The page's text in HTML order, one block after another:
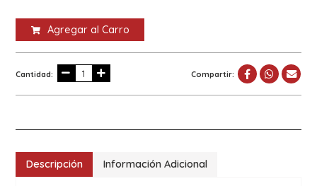
Agregar al Carro
Cantidad: Compartir:
Descripción Información Adicional